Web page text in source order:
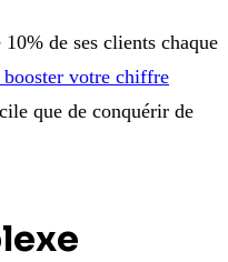
de ses clients chaque
votre chiffre
que de conquérir de